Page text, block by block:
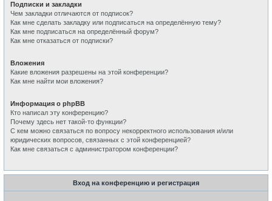
Подписки и закладки
Чем закладки отличаются от подписок?
Как мне сделать закладку или подписаться на определённую тему?
Как мне подписаться на определённый форум?
Как мне отказаться от подписки?
Вложения
Какие вложения разрешены на этой конференции?
Как мне найти мои вложения?
Информация о phpBB
Кто написал эту конференцию?
Почему здесь нет такой-то функции?
С кем можно связаться по вопросу некорректного использования и/или
юридических вопросов, связанных с этой конференцией?
Как мне связаться с администратором конференции?
Вход на конференцию и регистрация